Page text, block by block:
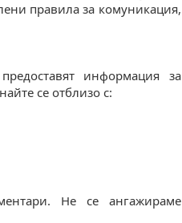
правила за комуникация,
информация за
се отблизо с:
Не се ангажираме